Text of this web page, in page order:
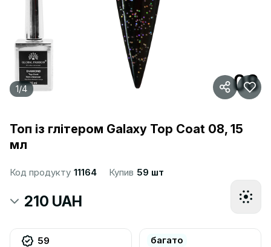
1/4
Топ із глітером Galaxy Top Coat 08, 15
мл
Код продукту 11164 Купив 59 шт
210 UAH
59
багато